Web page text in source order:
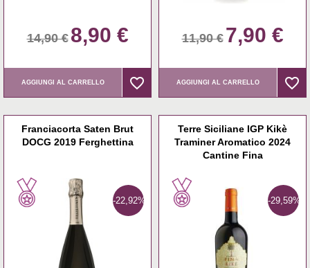
14,90 € 8,90 €
AGGIUNGI AL CARRELLO favorite_border
favorite_border
11,90 € 7,90 €
AGGIUNGI AL CARRELLO favorite_border
favorite_border
Franciacorta Saten Brut
DOCG 2019 Ferghettina
-22,92%
Terre Siciliane IGP Kikè
Traminer Aromatico 2024
Cantine Fina
-29,59%